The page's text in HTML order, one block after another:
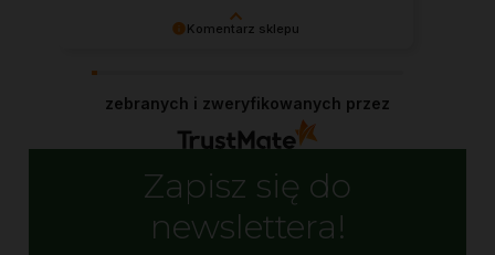
Komentarz sklepu
Dziękuję!zebranych i zweryfikowanych przez
Zapisz się do
newslettera!